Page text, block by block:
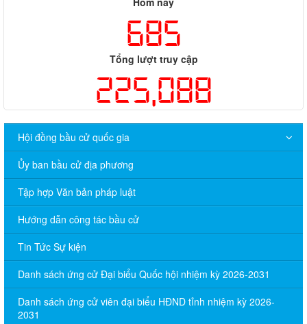
685
Tổng lượt truy cập
225,088
Hội đồng bầu cử quốc gia
Ủy ban bầu cử địa phương
Tập hợp Văn bản pháp luật
Hướng dẫn công tác bầu cử
Tin Tức Sự kiện
Danh sách ứng cử Đại biểu Quốc hội nhiệm kỳ 2026-2031
Danh sách ứng cử viên đại biểu HĐND tỉnh nhiệm kỳ 2026-
2031